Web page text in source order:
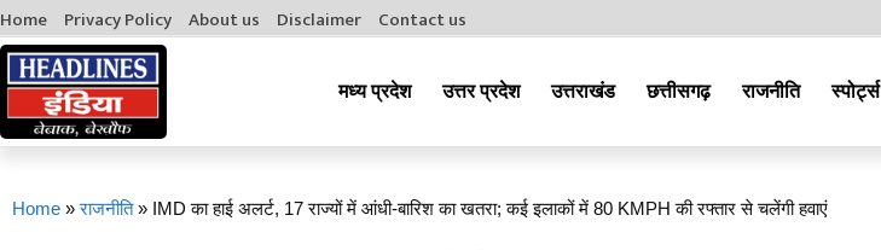
Home Privacy Policy About us Disclaimer Contact us
मध्य प्रदेश उत्तर प्रदेश उत्तराखंड छत्तीसगढ़ राजनीति स्पोर्ट्स
Home » राजनीति » IMD का हाई अलर्ट, 17 राज्यों में आंधी-बारिश का खतरा; कई इलाकों में 80 KMPH की रफ्तार से चलेंगी हवाएं